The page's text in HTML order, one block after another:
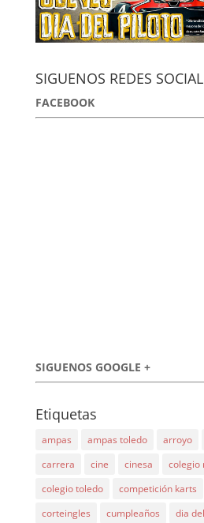
SIGUENOS REDES
FACEBOOK
SIGUENOS GOOGLE +
Etiquetas
ampas ampas toledo arroyo
carrera
cine cinesa colegio
colegio toledo
competición karts
corteingles
cumpleaños dia